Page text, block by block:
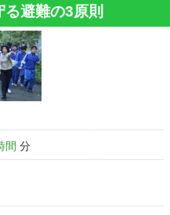
避難の3原則
間 分